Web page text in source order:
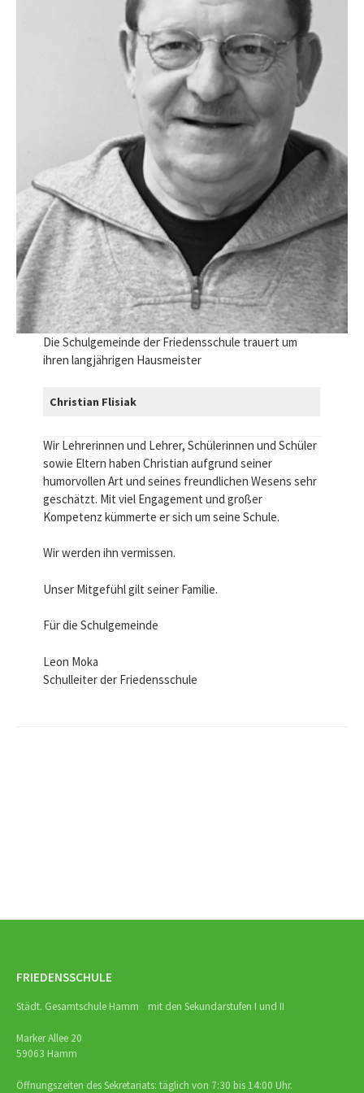
Die Schulgemeinde der Friedensschule trauert um
ihren langjährigen Hausmeister
Christian Flisiak
Wir Lehrerinnen und Lehrer, Schülerinnen und Schüler
sowie Eltern haben Christian aufgrund seiner
humorvollen Art und seines freundlichen Wesens sehr
geschätzt. Mit viel Engagement und großer
Kompetenz kümmerte er sich um seine Schule.
Wir werden ihn vermissen.
Unser Mitgefühl gilt seiner Familie.
Für die Schulgemeinde
Leon Moka
Schulleiter der Friedensschule
FRIEDENSSCHULE
Städt. Gesamtschule Hamm mit den Sekundarstufen I und II
Marker Allee 20
59063 Hamm
Öffnungszeiten des Sekretariats: täglich von 7:30 bis 14:00 Uhr.